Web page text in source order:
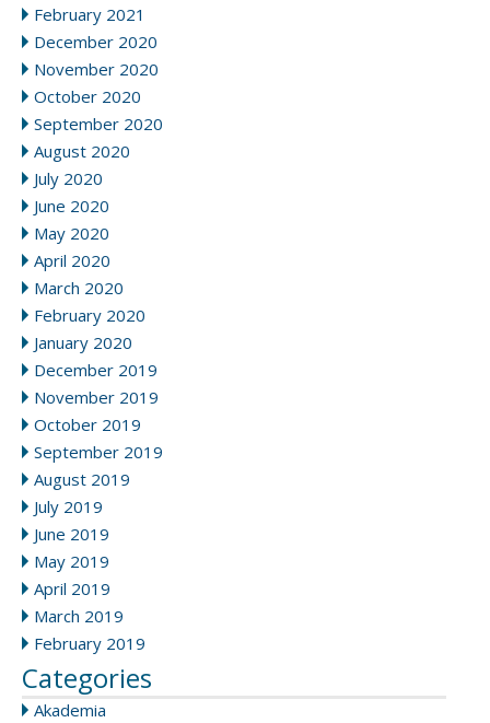
February 2021
December 2020
November 2020
October 2020
September 2020
August 2020
July 2020
June 2020
May 2020
April 2020
March 2020
February 2020
January 2020
December 2019
November 2019
October 2019
September 2019
August 2019
July 2019
June 2019
May 2019
April 2019
March 2019
February 2019
Categories
Akademia